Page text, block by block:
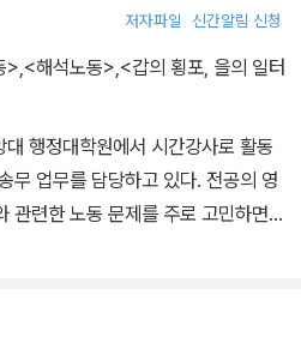
켜쥐게 된 까닭은 을에게 돌아가야
익을 챙기고 대다수의 을은 희생을
. <하청사회>는 갑은 어떻게 갑이
대한 답을 제공한다.
저자파일 신간알림 신청
> <해석노동> <갑의 횡포, 을의 일터
행정대학원에서 시간강사로 활동
무 업무를 담당하고 있다. 전공의 영
관련한 노동 문제를 주로 고민하면서
례제도 형성 연구: 특수형태근로종